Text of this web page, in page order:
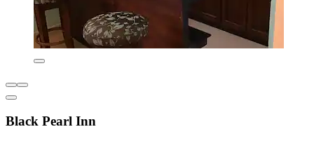
Black Pearl Inn